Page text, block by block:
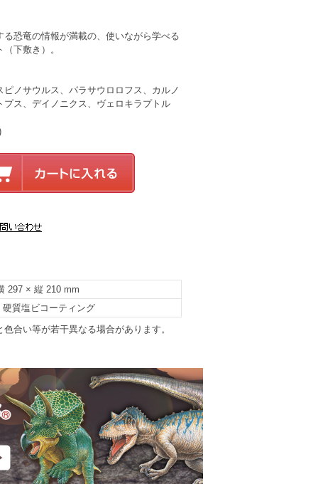
る恐竜の情報が満載の、使いながら学べる
下敷き）。
ピノサウルス、パラサウロロフス、カルノ
プス、デイノニクス、ヴェロキラプトル
297 × 縦 210 mm
硬質塩ビコーティング
合い等が若干異なる場合があります。